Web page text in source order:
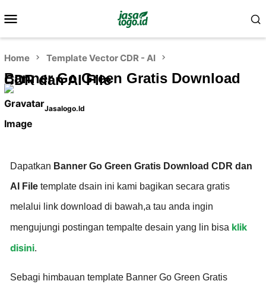
Home Template Vector CDR - AI
Banner Go Green Gratis Download
CDR dan AI File
Jasalogo.id
Dapatkan Banner Go Green Gratis Download CDR dan
AI File template dsain ini kami bagikan secara gratis
melalui link download di bawah,a tau anda ingin
mengujungi postingan tempalte desain yang lin bisa klik
disini.
Sebagi himbauan template Banner Go Green Gratis